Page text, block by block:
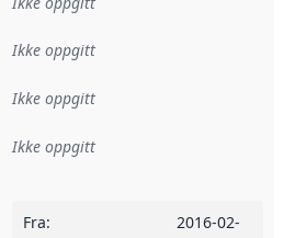
Ikke oppgitt
Ikke oppgitt
:
Ikke oppgitt
Fra:
2016-02-